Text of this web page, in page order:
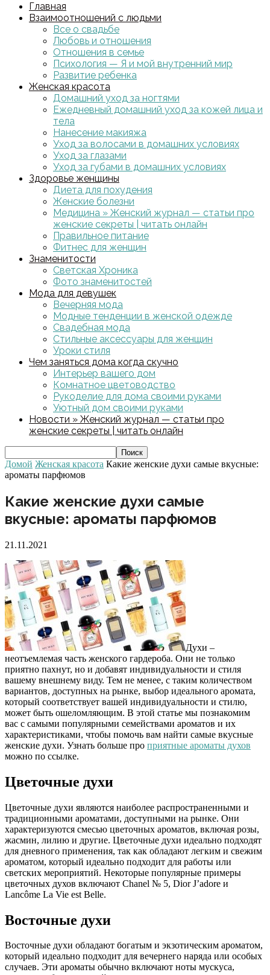
Главная
Взаимоотношений с людьми
Все о свадьбе
Любовь и отношения
Отношения в семье
Психология — Я и мой внутренний мир
Развитие ребенка
Женская красота
Домашний уход за ногтями
Ежедневный домашний уход за кожей лица и
тела
Нанесение макияжа
Уход за волосами в домашних условиях
Уход за глазами
Уход за губами в домашних условиях
Здоровье женщины
Диета для похудения
Женские болезни
Медицина » Женский журнал — статьи про
женские секреты | читать онлайн
Правильное питание
Фитнес для женщин
Знаменитости
Светская Хроника
Фото знаменитостей
Мода для девушек
Вечерняя мода
Модные тенденции в женской одежде
Свадебная мода
Стильные аксессуары для женщин
Уроки стиля
Чем заняться дома когда скучно
Интерьер вашего дом
Комнатное цветоводство
Рукоделие для дома своими руками
Уютный дом своими руками
Новости » Женский журнал — статьи про
женские секреты | читать онлайн
Домой Женская красота Какие женские духи самые вкусные:
ароматы парфюмов
Какие женские духи самые
вкусные: ароматы парфюмов
21.11.2021
Духи –
неотъемлемая часть женского гардероба. Они не только
приятно пахнут, но и добавят индивидуальности и стиля
вашему внешнему виду. Тем не менее, с таким количеством
вариантов, доступных на рынке, выбор идеального аромата,
который соответствует вашей индивидуальности и стилю,
может быть ошеломляющим. В этой статье мы познакомим
вас с самыми популярными семействами ароматов и их
характеристиками, чтобы помочь вам найти самые вкусные
женские духи. Узнать больше про приятные ароматы духов
можно по ссылке.
Цветочные духи
Цветочные духи являются наиболее распространенными и
традиционными ароматами, доступными на рынке. Они
характеризуются смесью цветочных ароматов, включая розы,
жасмин, лилию и другие. Цветочные духи идеально подходят
для дневного применения, так как обладают легким и свежим
ароматом, который идеально подходит для работы или
светских мероприятий. Некоторые популярные примеры
цветочных духов включают Chanel № 5, Dior J’adore и
Lancôme La Vie est Belle.
Восточные духи
Восточные духи обладают богатым и экзотическим ароматом,
который идеально подходит для вечернего наряда или особых
случаев. Эти ароматы обычно включают ноты мускуса,